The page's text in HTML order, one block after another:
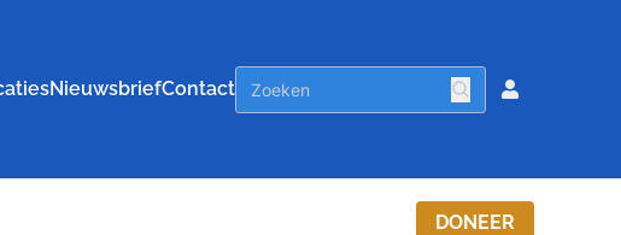
NieuwsbriefContact
DONEER